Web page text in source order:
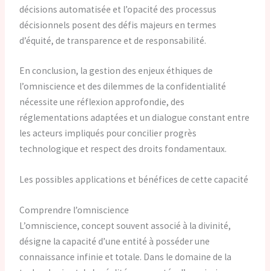
décisions automatisée et l’opacité des processus
décisionnels posent des défis majeurs en termes
d’équité, de transparence et de responsabilité.
En conclusion, la gestion des enjeux éthiques de
l’omniscience et des dilemmes de la confidentialité
nécessite une réflexion approfondie, des
réglementations adaptées et un dialogue constant entre
les acteurs impliqués pour concilier progrès
technologique et respect des droits fondamentaux.
Les possibles applications et bénéfices de cette capacité
Comprendre l’omniscience
L’omniscience, concept souvent associé à la divinité,
désigne la capacité d’une entité à posséder une
connaissance infinie et totale. Dans le domaine de la